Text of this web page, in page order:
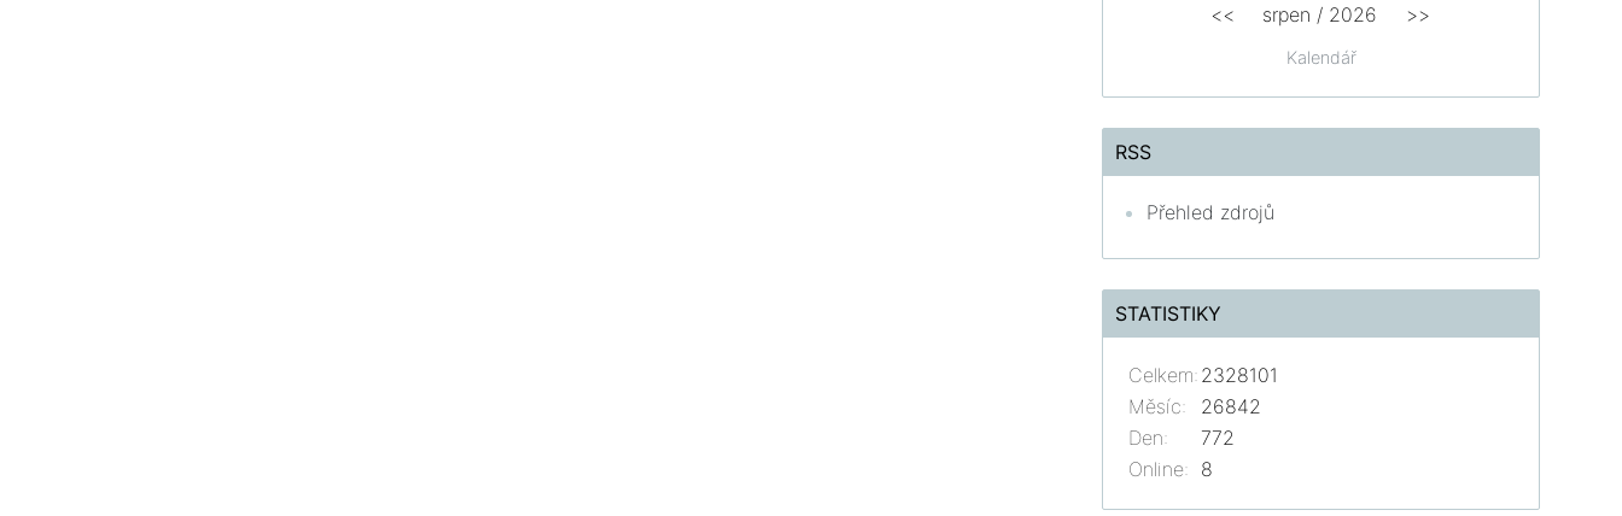
Kalendář
<< srpen / 2026 >>
RSS
Přehled zdrojů
STATISTIKY
Online: 8
Celkem: 2328101
Měsíc:
26842
Den:
772